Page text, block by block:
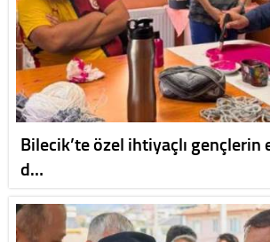
Bilecik’te özel ihtiyaçlı gençlerin
d…